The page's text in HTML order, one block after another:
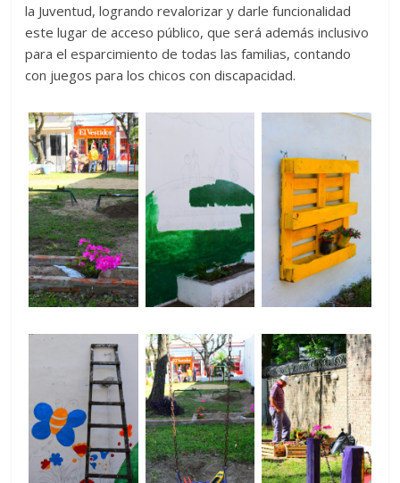
la Juventud, logrando revalorizar y darle funcionalidad
este lugar de acceso público, que será además inclusivo
para el esparcimiento de todas las familias, contando
con juegos para los chicos con discapacidad.